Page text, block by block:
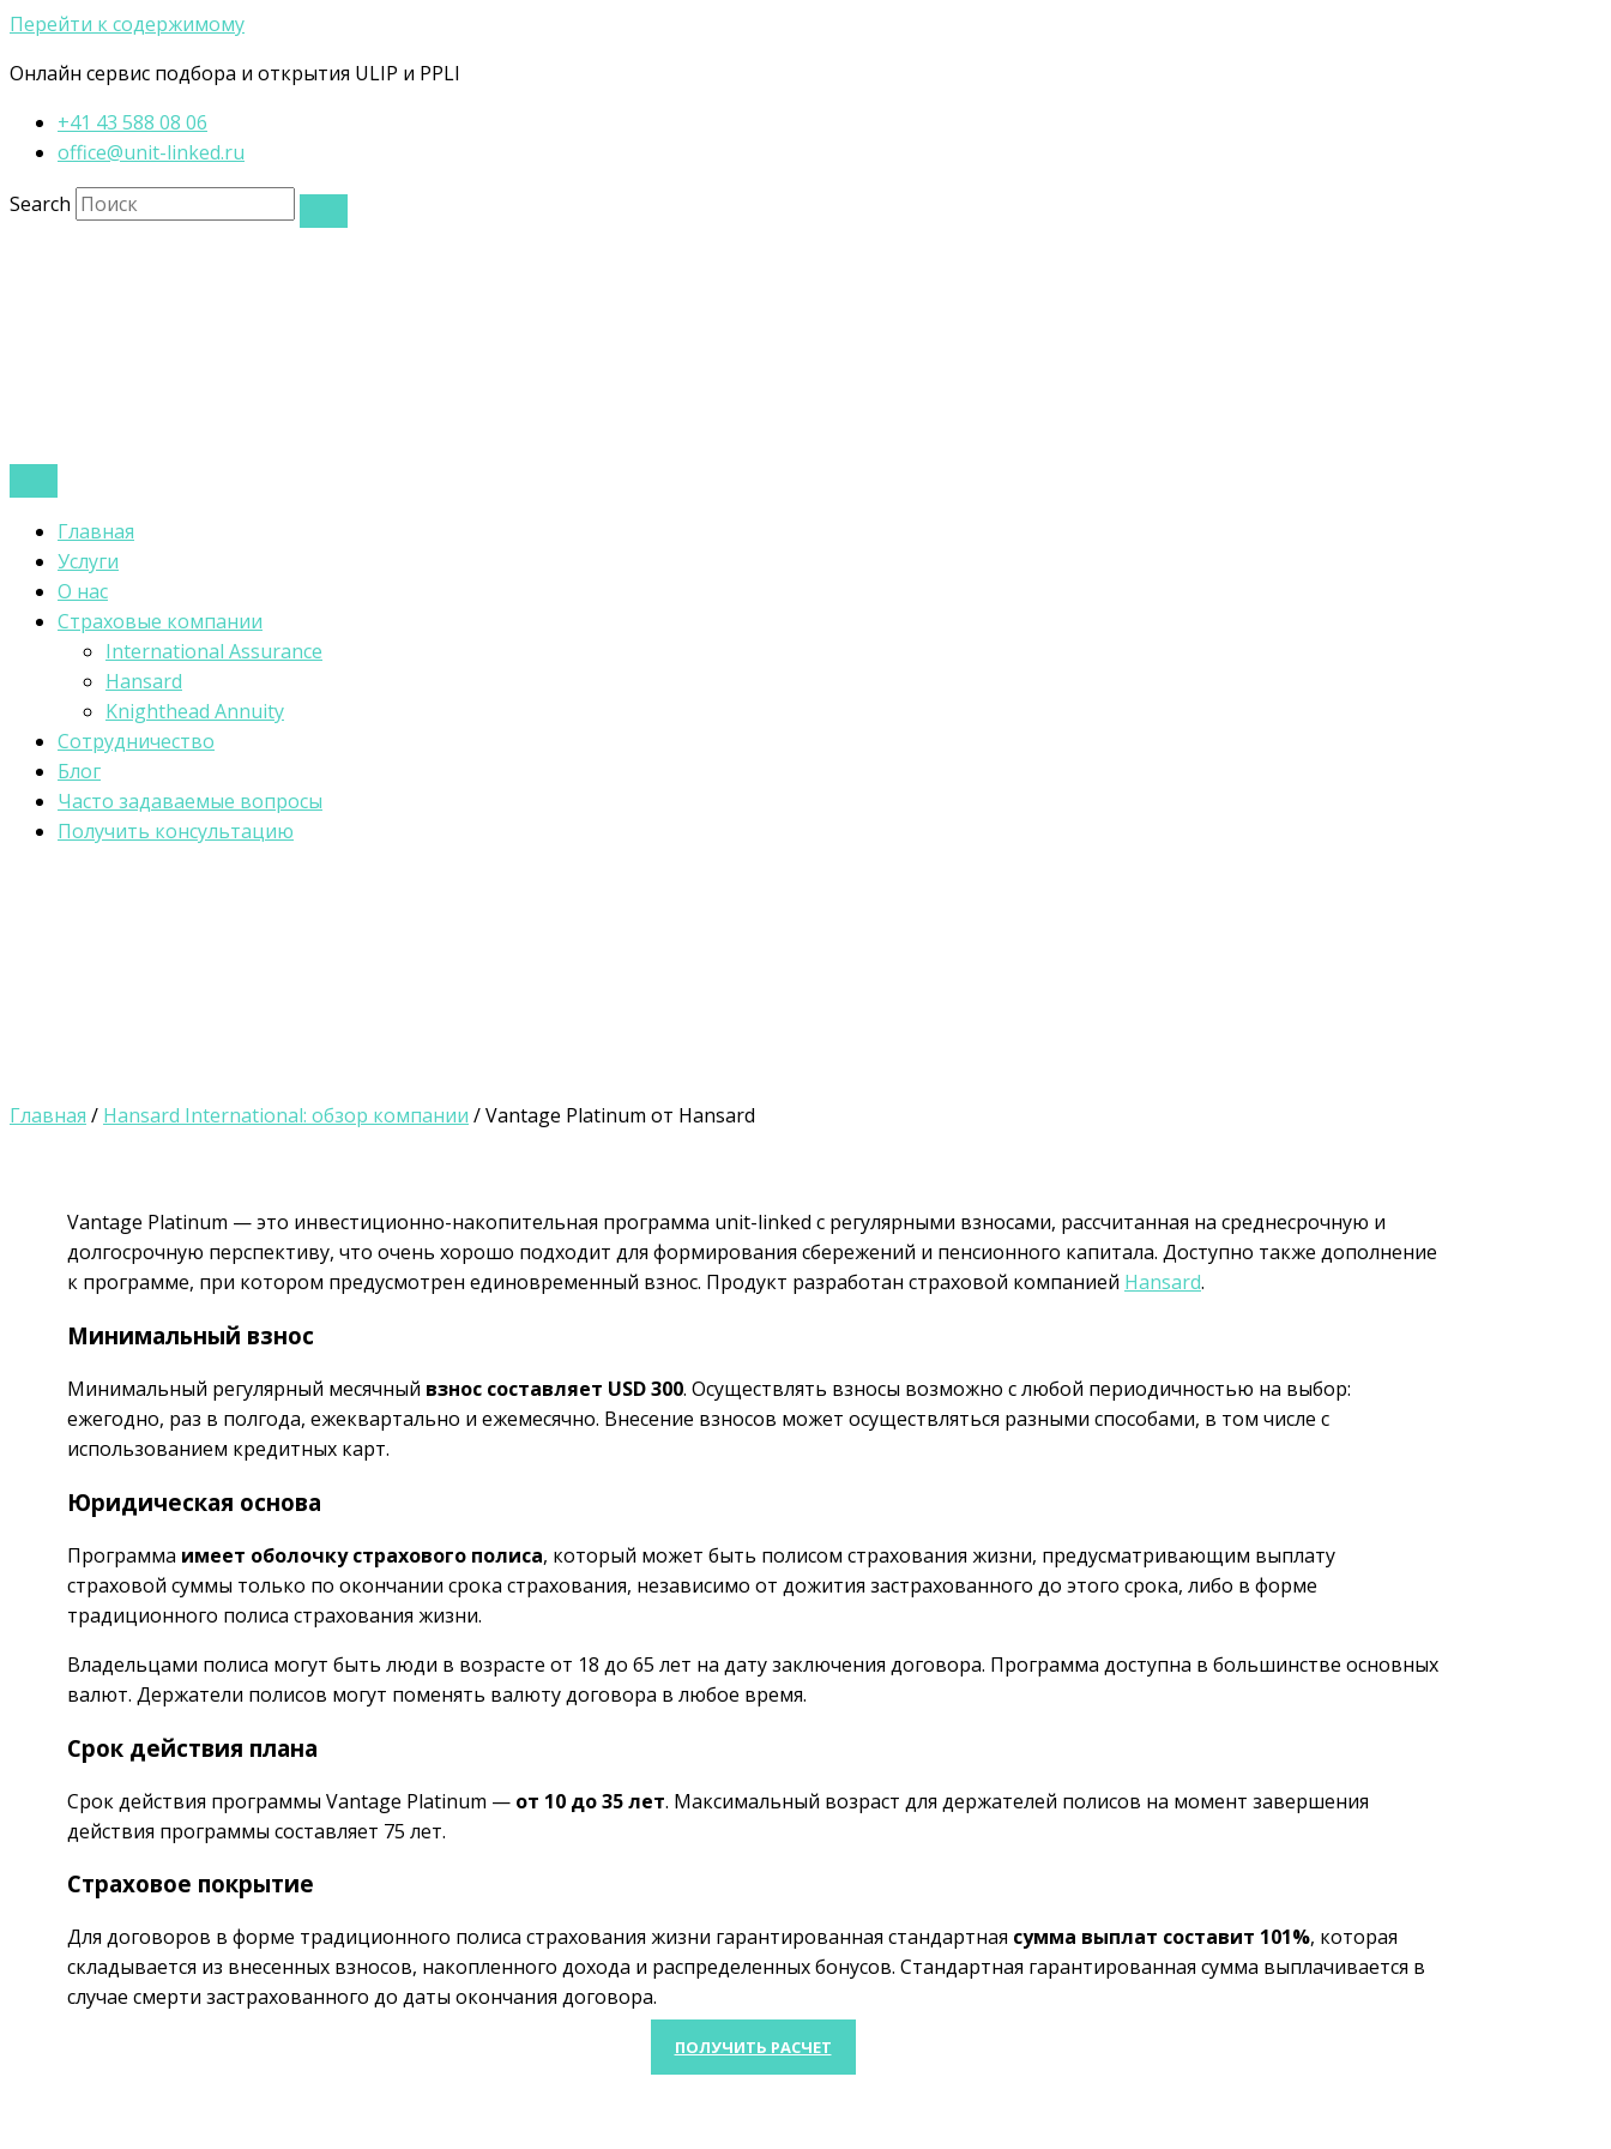
Перейти к содержимому
Онлайн сервис подбора и открытия ULIP и PPLI
+41 43 588 08 06
office@unit-linked.ru
Search
Главная
Услуги
О нас
Страховые компании
International Assurance
Hansard
Knighthead Annuity
Сотрудничество
Блог
Часто задаваемые вопросы
Получить консультацию
Главная / Hansard International: обзор компании /Vantage Platinum от Hansard
Vantage Platinum — это инвестиционно-накопительная программа unit-linked c регулярными взносами, рассчитанная на среднесрочную и
долгосрочную перспективу, что очень хорошо подходит для формирования сбережений и пенсионного капитала. Доступно также дополнение
к программе, при котором предусмотрен единовременный взнос. Продукт разработан страховой компанией Hansard.
Минимальный взнос
Минимальный регулярный месячный взнос составляет USD 300. Осуществлять взносы возможно с любой периодичностью на выбор:
ежегодно, раз в полгода, ежеквартально и ежемесячно. Внесение взносов может осуществляться разными способами, в том числе с
использованием кредитных карт.
Юридическая основа
Программа имеет оболочку страхового полиса, который может быть полисом страхования жизни, предусматривающим выплату
страховой суммы только по окончании срока страхования, независимо от дожития застрахованного до этого срока, либо в форме
традиционного полиса страхования жизни.
Владельцами полиса могут быть люди в возрасте от 18 до 65 лет на дату заключения договора. Программа доступна в большинстве основных
валют. Держатели полисов могут поменять валюту договора в любое время.
Срок действия плана
Срок действия программы Vantage Platinum — от 10 до 35 лет. Максимальный возраст для держателей полисов на момент завершения
действия программы составляет 75 лет.
Страховое покрытие
Для договоров в форме традиционного полиса страхования жизни гарантированная стандартная сумма выплат составит 101%, которая
складывается из внесенных взносов, накопленного дохода и распределенных бонусов. Стандартная гарантированная сумма выплачивается в
случае смерти застрахованного до даты окончания договора.
ПОЛУЧИТЬ РАСЧЕТ